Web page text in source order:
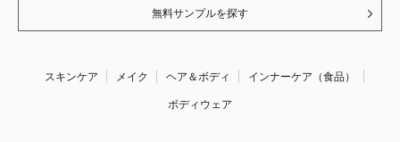
無料サンプルを探す
スキンケア メイク ヘア＆ボディ
インナーケア（食品）
ボディウェア